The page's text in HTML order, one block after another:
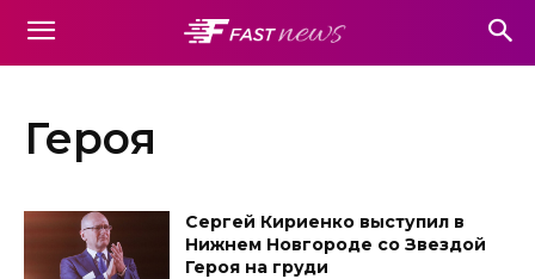
Героя
Сергей Кириенко выступил в
Нижнем Новгороде со Звездой
Героя на груди